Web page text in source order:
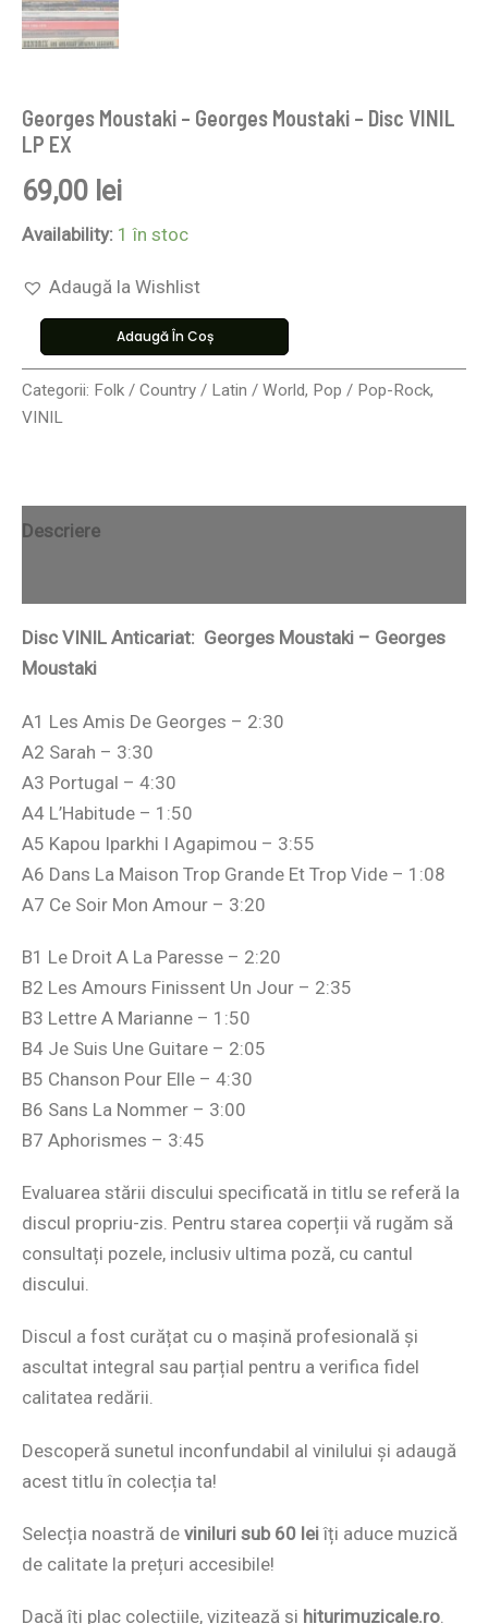
Georges Moustaki – Georges Moustaki – Disc VINIL
LP EX
69,00 lei
Availability: 1 în stoc
Adaugă la Wishlist
Adaugă În Coș
Categorii: Folk / Country / Latin / World, Pop / Pop-Rock,
VINIL
Descriere
Disc VINIL Anticariat: Georges Moustaki – Georges
Moustaki
A1 Les Amis De Georges – 2:30
A2 Sarah – 3:30
A3 Portugal – 4:30
A4 L’Habitude – 1:50
A5 Kapou Iparkhi I Agapimou – 3:55
A6 Dans La Maison Trop Grande Et Trop Vide – 1:08
A7 Ce Soir Mon Amour – 3:20
B1 Le Droit A La Paresse – 2:20
B2 Les Amours Finissent Un Jour – 2:35
B3 Lettre A Marianne – 1:50
B4 Je Suis Une Guitare – 2:05
B5 Chanson Pour Elle – 4:30
B6 Sans La Nommer – 3:00
B7 Aphorismes – 3:45
Evaluarea stării discului specificată in titlu se referă la
discul propriu-zis. Pentru starea coperții vă rugăm să
consultați pozele, inclusiv ultima poză, cu cantul
discului.
Discul a fost curățat cu o mașină profesională și
ascultat integral sau parțial pentru a verifica fidel
calitatea redării.
Descoperă sunetul inconfundabil al vinilului și adaugă
acest titlu în colecția ta!
Selecția noastră de viniluri sub 60 leiîți aduce muzică
de calitate la prețuri accesibile!
Dacă îți plac colecțiile, vizitează și hiturimuzicale.ro